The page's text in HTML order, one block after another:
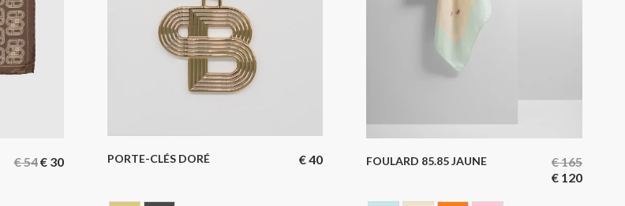
€54€30 PORTE-CLÉS DORÉ €40 FOULARD 85.85 JAUNE €165
€ 120